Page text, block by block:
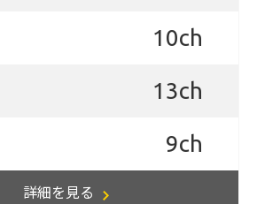
10ch
13ch
9ch
詳細を見る